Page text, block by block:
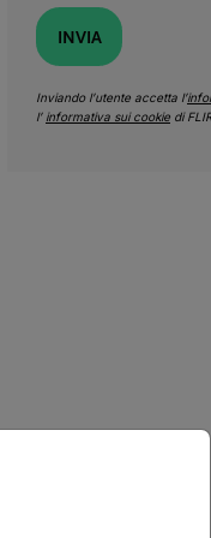
INVIA
Inviando l’utente accetta l’
l’ informativa sui cookie di
version of our